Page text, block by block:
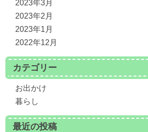
2023年3月
2023年2月
2023年1月
2022年12月
カテゴリー
お出かけ
暮らし
最近の投稿